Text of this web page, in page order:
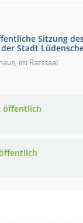
Sitzung
Stadt
im Ratssaal
öffentlich